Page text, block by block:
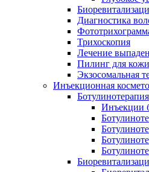
Диагностика
Трихоскопия
Лечение
Пилинг для
Экзосомальная
Инъекционная
Ботулинотерапия
Инъекции